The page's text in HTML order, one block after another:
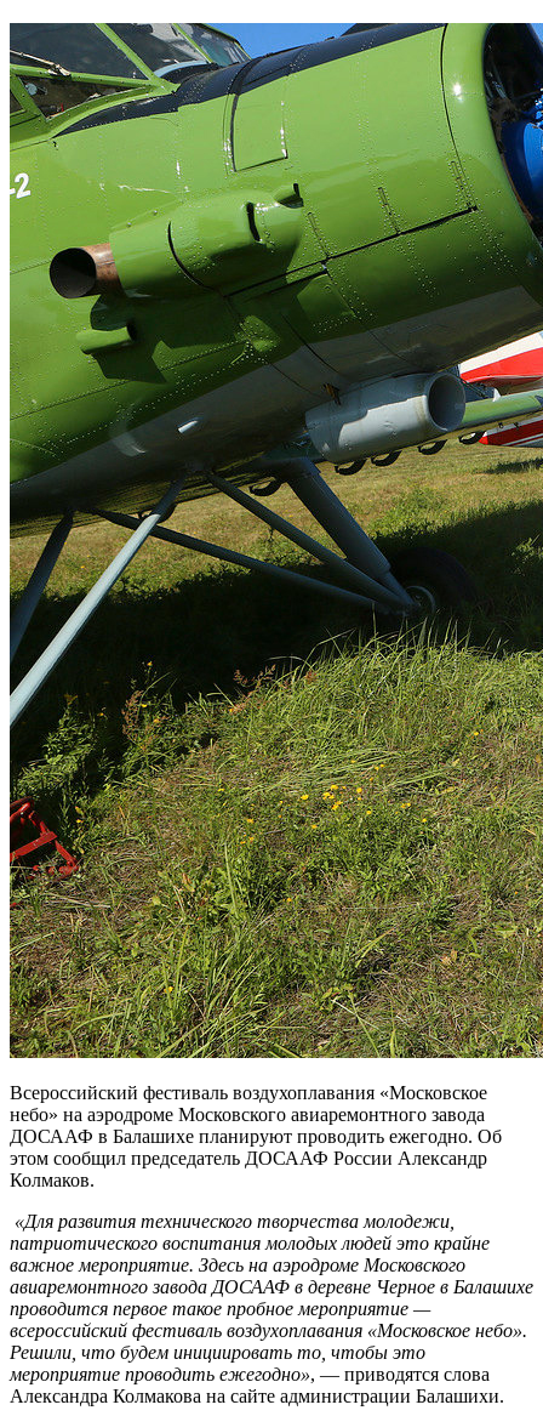
Всероссийский фестиваль воздухоплавания «Московское
небо» на аэродроме Московского авиаремонтного завода
ДОСААФ в Балашихе планируют проводить ежегодно. Об
этом сообщил председатель ДОСААФ России Александр
Колмаков.
«Для развития технического творчества молодежи,
патриотического воспитания молодых людей это крайне
важное мероприятие. Здесь на аэродроме Московского
авиаремонтного завода ДОСААФ в деревне Черное в Балашихе
проводится первое такое пробное мероприятие —
всероссийский фестиваль воздухоплавания «Московское небо».
Решили, что будем инициировать то, чтобы это
мероприятие проводить ежегодно», — приводятся слова
Александра Колмакова на сайте администрации Балашихи.